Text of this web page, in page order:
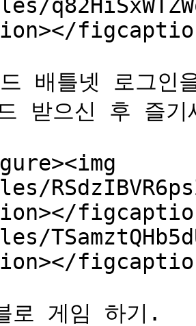
배틀넷 로그인
받으신 후 즐
로 게임 하기.